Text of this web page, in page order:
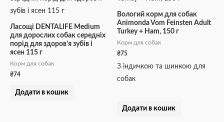
Ласощі DENTALIFE Medium
для дорослих собак середніх
порід для здоров’я зубів і
ясен 115 г
Корм для собак
₴74
Додати в кошик
Вологий корм для собак
Animonda Vom Feinsten Adult
Turkey + Ham, 150 г
Корм для собак
₴75
З індичкою та шинкою для
собак
Додати в кошик